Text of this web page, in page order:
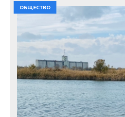
ОБЩЕСТВО